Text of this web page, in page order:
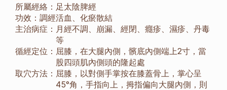
所屬經絡： 足太陰脾經
功效： 調經活血、化瘀散結
主治病症： 月經不調、崩漏、經閉、癮疹、濕疹、丹毒
等
循經定位： 屈膝，在大腿內側，髕底內側端上2寸，當
股四頭肌內側頭的隆起處
取穴方法： 屈膝，以對側手掌按在膝蓋骨上，掌心呈
45°角，手指向上，拇指偏向大腿內側，則